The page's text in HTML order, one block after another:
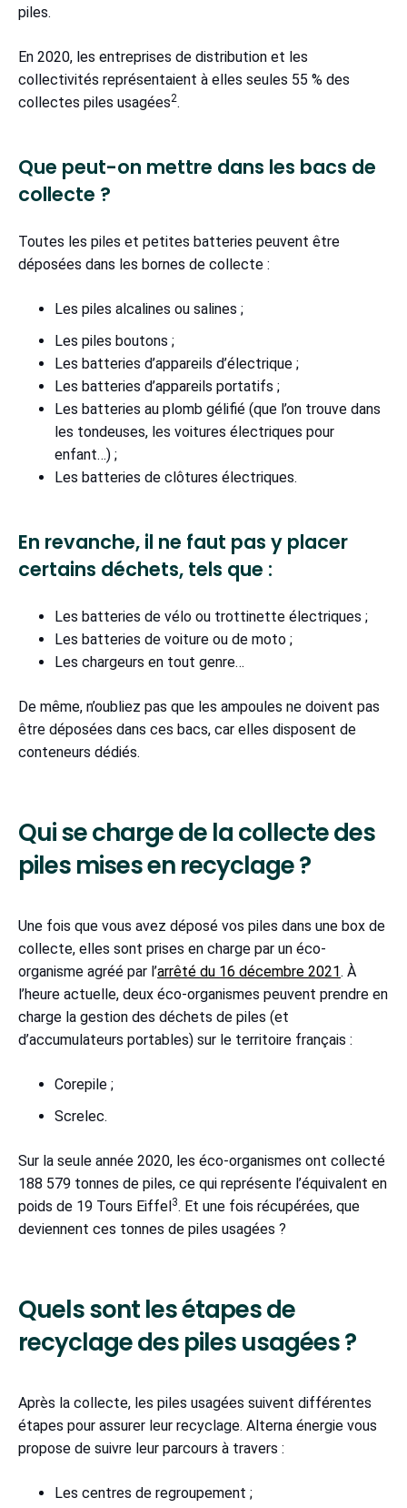
piles.
En 2020, les entreprises de distribution et les
collectivités représentaient à elles seules 55 % des
collectes piles usagées2.
Que peut-on mettre dans les bacs de
collecte ?
Toutes les piles et petites batteries peuvent être
déposées dans les bornes de collecte :
Les piles alcalines ou salines ;
Les piles boutons ;
Les batteries d’appareils d’électrique ;
Les batteries d’appareils portatifs ;
Les batteries au plomb gélifié (que l’on trouve dans
les tondeuses, les voitures électriques pour
enfant…) ;
Les batteries de clôtures électriques.
En revanche, il ne faut pas y placer
certains déchets, tels que :
Les batteries de vélo ou trottinette électriques ;
Les batteries de voiture ou de moto ;
Les chargeurs en tout genre…
De même, n’oubliez pas que les ampoules ne doivent pas
être déposées dans ces bacs, car elles disposent de
conteneurs dédiés.
Qui se charge de la collecte des
piles mises en recyclage ?
Une fois que vous avez déposé vos piles dans une box de
collecte, elles sont prises en charge par un éco-
organisme agréé par l’arrêté du 16 décembre 2021. À
l’heure actuelle, deux éco-organismes peuvent prendre en
charge la gestion des déchets de piles (et
d’accumulateurs portables) sur le territoire français :
Corepile ;
Screlec.
Sur la seule année 2020, les éco-organismes ont collecté
188 579 tonnes de piles, ce qui représente l’équivalent en
poids de 19 Tours Eiffel 3. Et une fois récupérées, que
deviennent ces tonnes de piles usagées ?
Quels sont les étapes de
recyclage des piles usagées ?
Après la collecte, les piles usagées suivent différentes
étapes pour assurer leur recyclage. Alterna énergie vous
propose de suivre leur parcours à travers :
Les centres de regroupement ;